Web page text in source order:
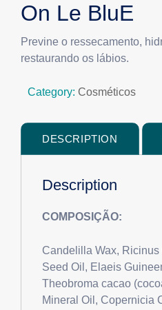
On Le BluE
Previne o ressecamento,
restaurando os lábios.
Category: Cosméticos
DESCRIPTION
Description
COMPOSIÇÃO:
Candelilla Wax,
Seed Oil, Elaeis
Theobroma cacao
Mineral Oil, Copernicia